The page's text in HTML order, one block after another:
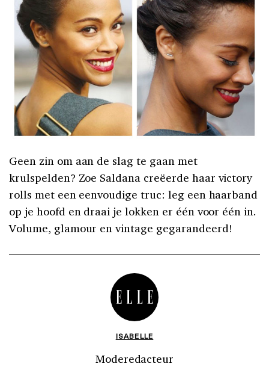
Geen zin om aan de slag te gaan met
krulspelden? Zoe Saldana creëerde haar victory
rolls met een eenvoudige truc: leg een haarband
op je hoofd en draai je lokken er één voor één in.
Volume, glamour en vintage gegarandeerd!
ISABELLE
Moderedacteur